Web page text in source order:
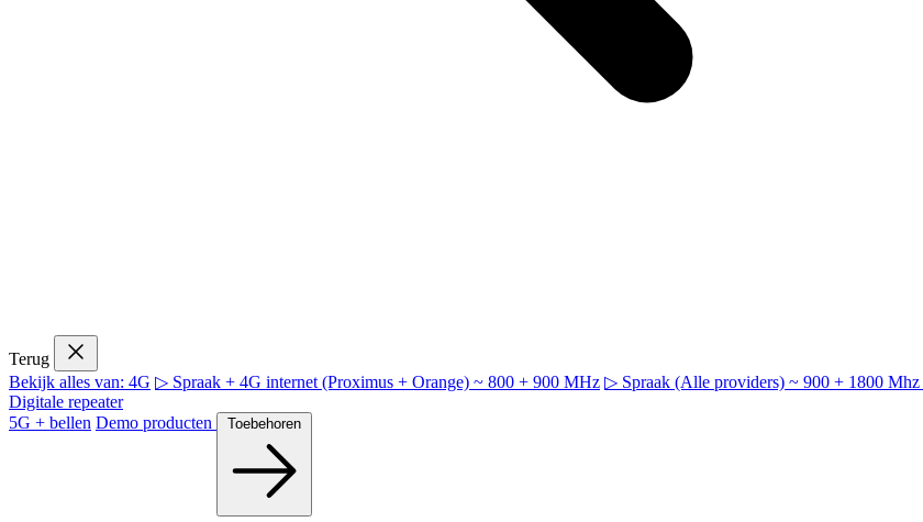
Terug
Bekijk alles van: 4G ▷ Spraak + 4G internet (Proximus + Orange) ~ 800 + 900 MHz ▷ Spraak (Alle providers) ~ 900 + 1800 Mhz
Digitale repeater
5G + bellen Demo producten Toebehoren